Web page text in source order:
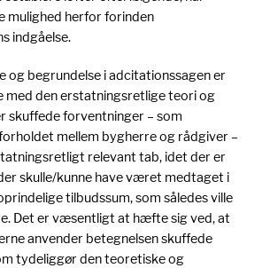
mulighed herfor forinden
indgåelse.
og begrundelse i adcitationssagen er
med den erstatningsretlige teori og
skuffede forventninger – som
mellem bygherre og rådgiver –
relevant tab, idet der er
skulle/kunne have været medtaget i
tilbudssum, som således ville
Det er væsentligt at hæfte sig ved, at
anvender betegnelsen skuffede
tydeliggør den teoretiske og